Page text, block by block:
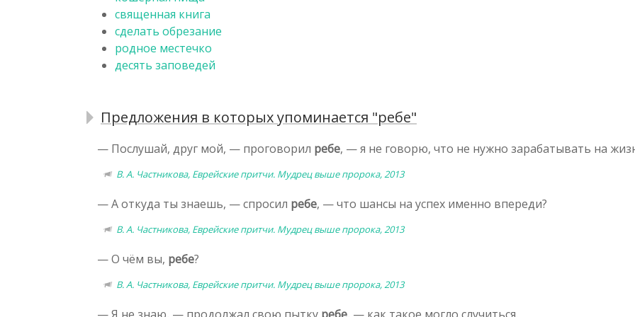
священная книга
сделать обрезание
родное местечко
десять заповедей
Предложения в которых упоминается "ребе"
— Послушай, друг мой, — проговорил ребе, — я не говорю, что не нужно зарабатывать на
В. А. Частникова, Еврейские притчи. Мудрец выше пророка, 2013
— А откуда ты знаешь, — спросил ребе, — что шансы на успех именно впереди?
В. А. Частникова, Еврейские притчи. Мудрец выше пророка, 2013
— О чём вы, ребе?
В. А. Частникова, Еврейские притчи. Мудрец выше пророка, 2013
— Я не знаю, — продолжал свою пытку ребе, — как такое могло случиться.